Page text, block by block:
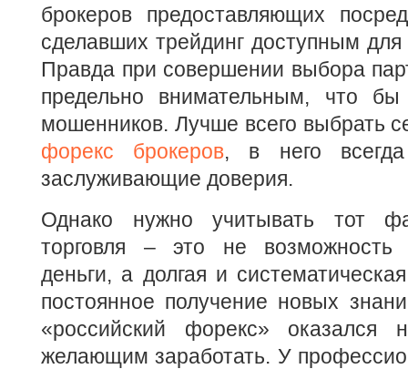
брокеров предоставляющих
сделавших трейдинг доступным
Правда при совершении выбора
предельно внимательным, что
мошенников. Лучше всего выбрать
форекс брокеров, в него
заслуживающие доверия.
Однако нужно учитывать тот
торговля – это не возможность
деньги, а долгая и
постоянное получение новых
«российский форекс»
желающим заработать. У